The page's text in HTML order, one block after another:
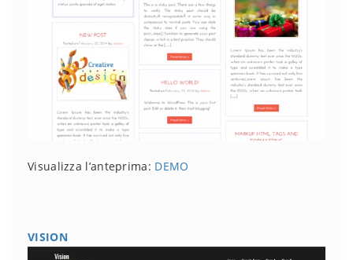
Visualizza l’anteprima: DEMO
VISION